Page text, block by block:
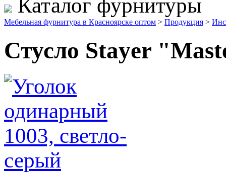
Каталог фурнитуры
Мебельная фурнитура в Красноярске оптом > Продукция >
Стусло Stayer